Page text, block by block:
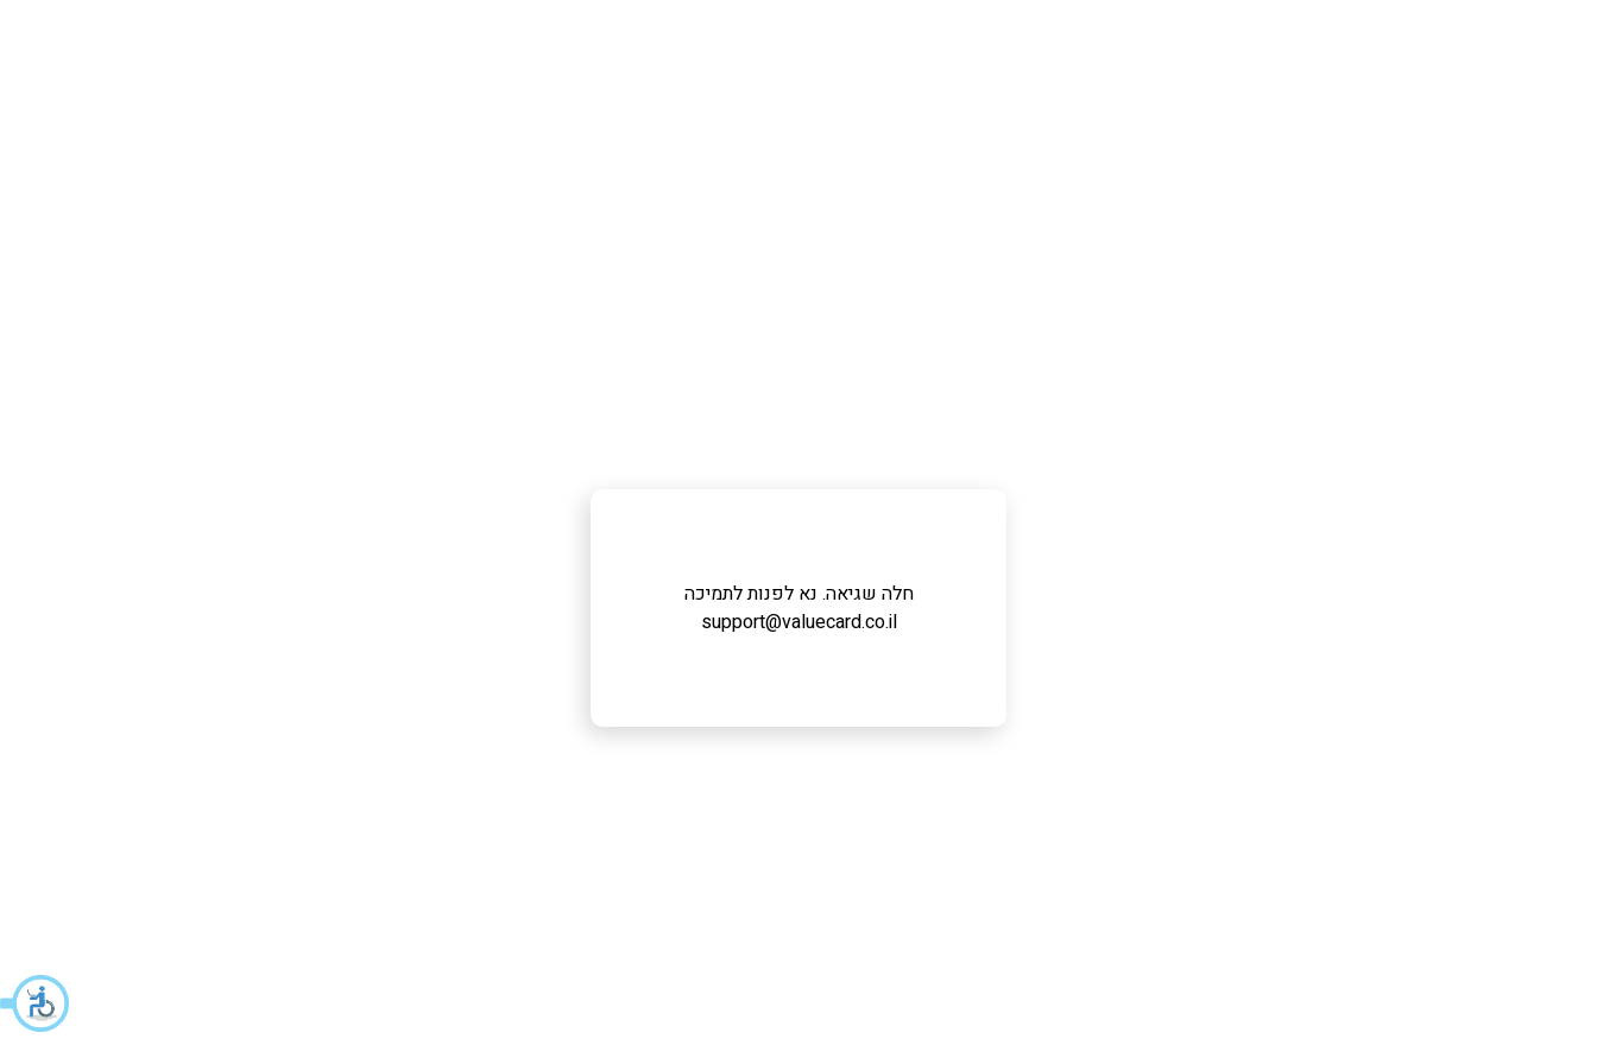
חלה שגיאה. נא לפנות לתמיכה
support@valuecard.co.il